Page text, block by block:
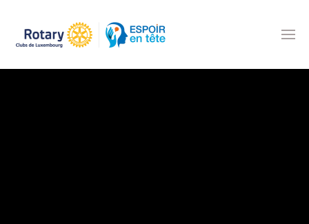
Accéder au contenu principal